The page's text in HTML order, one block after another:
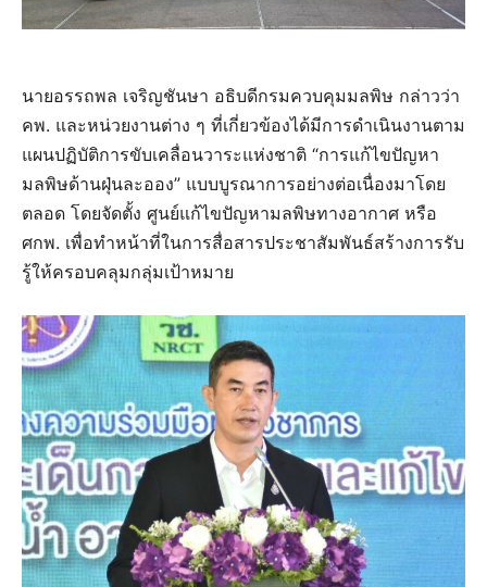
นายอรรถพล เจริญชันษา อธิบดีกรมควบคุมมลพิษ กล่าวว่า
คพ. และหน่วยงานต่าง ๆ ที่เกี่ยวข้องได้มีการดำเนินงานตาม
แผนปฏิบัติการขับเคลื่อนวาระแห่งชาติ “การแก้ไขปัญหา
มลพิษด้านฝุ่นละออง” แบบบูรณาการอย่างต่อเนื่องมาโดย
ตลอด โดยจัดตั้ง ศูนย์แก้ไขปัญหามลพิษทางอากาศ หรือ
ศกพ. เพื่อทำหน้าที่ในการสื่อสารประชาสัมพันธ์สร้างการรับ
รู้ให้ครอบคลุมกลุ่มเป้าหมาย